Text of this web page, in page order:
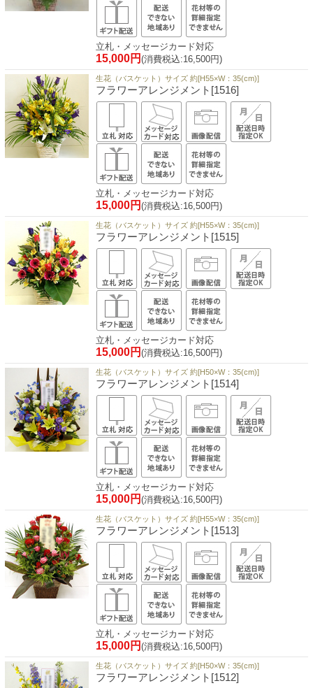
立札・メッセージカード対応
15,000円 (消費税込:16,500円)
生花（バスケット）サイズ 約[H55×W：35(cm)]
フラワーアレンジメント[1516]
立札・メッセージカード対応
15,000円 (消費税込:16,500円)
生花（バスケット）サイズ 約[H55×W：35(cm)]
フラワーアレンジメント[1515]
立札・メッセージカード対応
15,000円 (消費税込:16,500円)
生花（バスケット）サイズ 約[H50×W：35(cm)]
フラワーアレンジメント[1514]
立札・メッセージカード対応
15,000円 (消費税込:16,500円)
生花（バスケット）サイズ 約[H55×W：35(cm)]
フラワーアレンジメント[1513]
立札・メッセージカード対応
15,000円 (消費税込:16,500円)
生花（バスケット）サイズ 約[H50×W：35(cm)]
フラワーアレンジメント[1512]